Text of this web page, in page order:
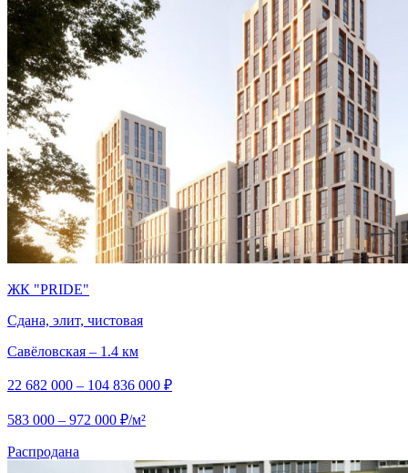
ЖК "PRIDE"
Сдана, элит, чистовая
Савёловская – 1.4 км
22 682 000 – 104 836 000 ₽
583 000 – 972 000 ₽/м²
Распродана